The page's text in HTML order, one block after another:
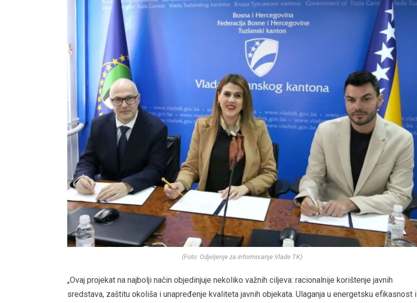
(Foto: Odjeljenje za informisanje Vlade TK)
„Ovaj projekat na najbolji način objedinjuje nekoliko važnih ciljeva: racionalnije korištenje javnih
sredstava, zaštitu okoliša i unapređenje kvaliteta javnih objekata. Ulaganja u energetsku efikasnost i